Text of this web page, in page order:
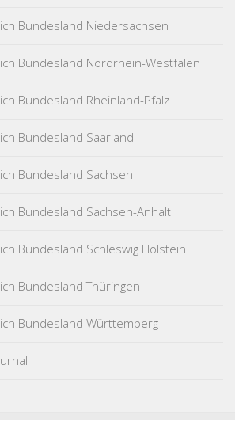
Bundesland Niedersachsen
Bundesland Nordrhein-Westfalen
Bundesland Rheinland-Pfalz
Bundesland Saarland
Bundesland Sachsen
Bundesland Sachsen-Anhalt
Bundesland Schleswig Holstein
Bundesland Thüringen
Bundesland Württemberg